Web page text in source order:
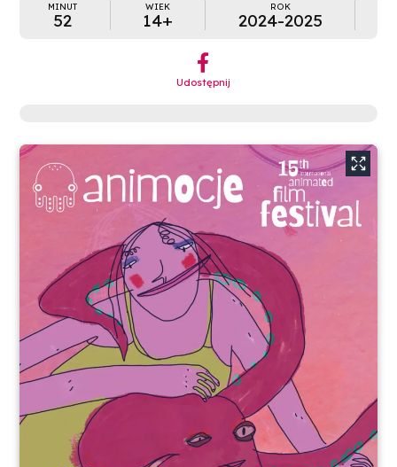
MINUT
52
WIEK
14+
ROK
2024-2025
︁
Udostępnij